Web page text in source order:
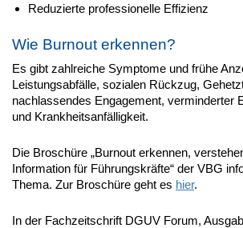
Reduzierte professionelle Effizienz
Wie Burnout erkennen?
Es gibt zahlreiche Symptome und frühe
Leistungsabfälle, sozialen Rückzug,
nachlassendes Engagement, verminderter
und Krankheitsanfälligkeit.
Die Broschüre „Burnout erkennen,
Information für Führungskräfte“ der VBG
Thema. Zur Broschüre geht es hier.
In der Fachzeitschrift DGUV Forum,